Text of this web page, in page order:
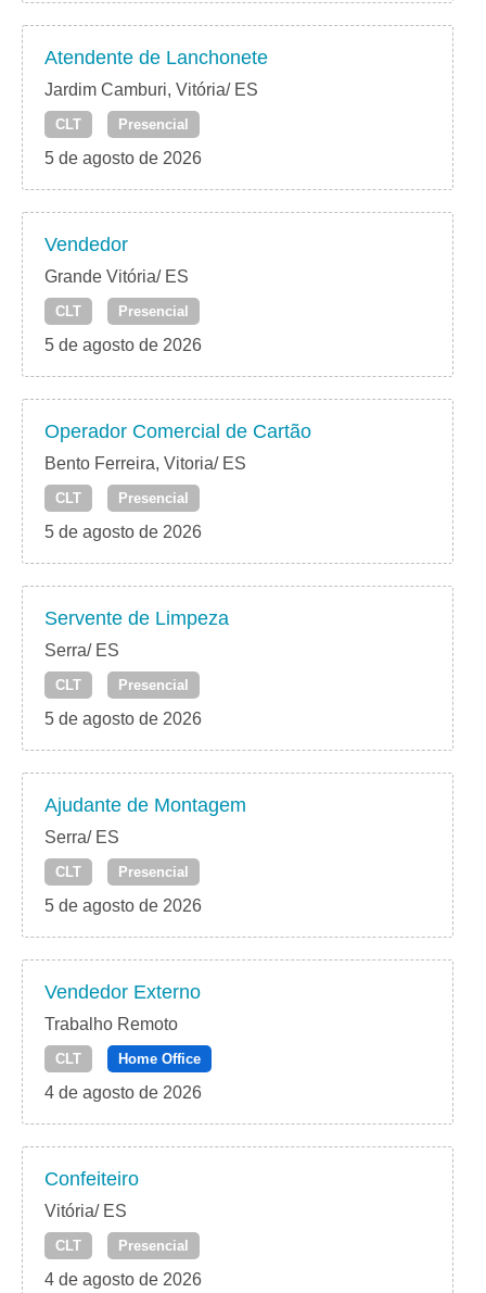
Atendente de Lanchonete
Jardim Camburi, Vitória/ ES
CLT Presencial
5 de agosto de 2026
Vendedor
Grande Vitória/ ES
CLT Presencial
5 de agosto de 2026
Operador Comercial de Cartão
Bento Ferreira, Vitoria/ ES
CLT Presencial
5 de agosto de 2026
Servente de Limpeza
Serra/ ES
CLT Presencial
5 de agosto de 2026
Ajudante de Montagem
Serra/ ES
CLT Presencial
5 de agosto de 2026
Vendedor Externo
Trabalho Remoto
CLT Home Office
4 de agosto de 2026
Confeiteiro
Vitória/ ES
CLT Presencial
4 de agosto de 2026